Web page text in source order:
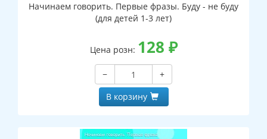
Начинаем говорить. Первые фразы. Буду - не буду
(для детей 1-3 лет)
Цена розн: 128 ₽
−
+
В корзину